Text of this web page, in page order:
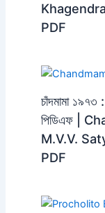
PDF
চাঁদমামা ১৯৭৩
পিডিএফ |
M.V.V.
PDF